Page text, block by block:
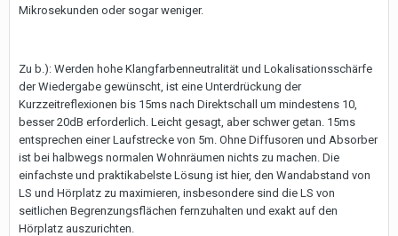
Mikrosekunden oder sogar weniger.
Zu b.): Werden hohe Klangfarbenneutralität und Lokalisationsschärfe
der Wiedergabe gewünscht, ist eine Unterdrückung der
Kurzzeitreflexionen bis 15ms nach Direktschall um mindestens 10,
besser 20dB erforderlich. Leicht gesagt, aber schwer getan. 15ms
entsprechen einer Laufstrecke von 5m. Ohne Diffusoren und Absorber
ist bei halbwegs normalen Wohnräumen nichts zu machen. Die
einfachste und praktikabelste Lösung ist hier, den Wandabstand von
LS und Hörplatz zu maximieren, insbesondere sind die LS von
seitlichen Begrenzungsflächen fernzuhalten und exakt auf den
Hörplatz auszurichten.